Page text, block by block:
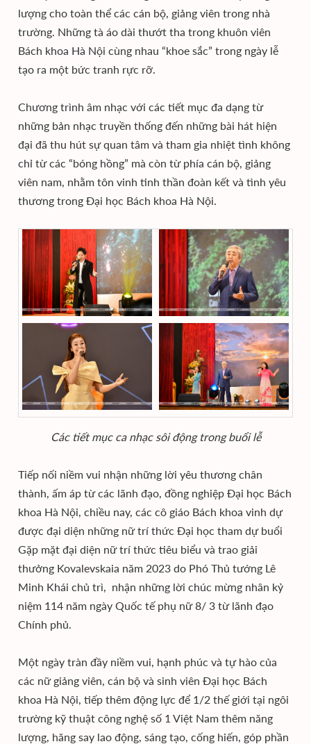
lượng cho toàn thể các cán bộ, giảng viên trong nhà
trường. Những tà áo dài thướt tha trong khuôn viên
Bách khoa Hà Nội cùng nhau “khoe sắc” trong ngày lễ
tạo ra một bức tranh rực rỡ.
Chương trình âm nhạc với các tiết mục đa dạng từ
những bản nhạc truyền thống đến những bài hát hiện
đại đã thu hút sự quan tâm và tham gia nhiệt tình không
chỉ từ các “bóng hồng” mà còn từ phía cán bộ, giảng
viên nam, nhằm tôn vinh tinh thần đoàn kết và tình yêu
thương trong Đại học Bách khoa Hà Nội.
Các tiết mục ca nhạc sôi động trong buổi lễ
Tiếp nối niềm vui nhận những lời yêu thương chân
thành, ấm áp từ các lãnh đạo, đồng nghiệp Đại học Bách
khoa Hà Nội, chiều nay, các cô giáo Bách khoa vinh dự
được đại diện những nữ trí thức Đại học tham dự buổi
Gặp mặt đại diện nữ trí thức tiêu biểu và trao giải
thưởng Kovalevskaia năm 2023 do Phó Thủ tướng Lê
Minh Khái chủ trì, nhận những lời chúc mừng nhân kỷ
niệm 114 năm ngày Quốc tế phụ nữ 8/ 3 từ lãnh đạo
Chính phủ.
Một ngày tràn đầy niềm vui, hạnh phúc và tự hào của
các nữ giảng viên, cán bộ và sinh viên Đại học Bách
khoa Hà Nội, tiếp thêm động lực để 1/2 thế giới tại ngôi
trường kỹ thuật công nghệ số 1 Việt Nam thêm năng
lượng, hăng say lao động, sáng tạo, cống hiến, góp phần